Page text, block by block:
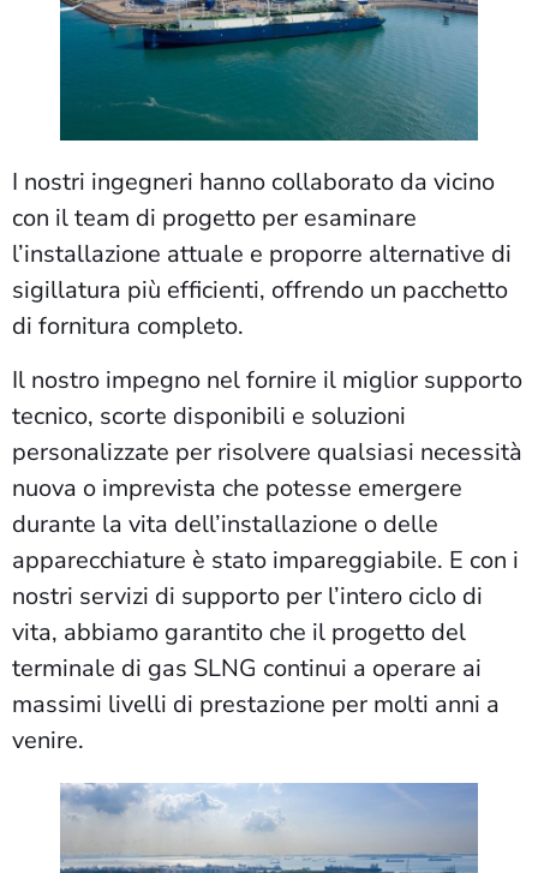
I nostri ingegneri hanno collaborato da vicino
con il team di progetto per esaminare
l’installazione attuale e proporre alternative di
sigillatura più efficienti, offrendo un pacchetto
di fornitura completo.
Il nostro impegno nel fornire il miglior supporto
tecnico, scorte disponibili e soluzioni
personalizzate per risolvere qualsiasi necessità
nuova o imprevista che potesse emergere
durante la vita dell’installazione o delle
apparecchiature è stato impareggiabile. E con i
nostri servizi di supporto per l’intero ciclo di
vita, abbiamo garantito che il progetto del
terminale di gas SLNG continui a operare ai
massimi livelli di prestazione per molti anni a
venire.